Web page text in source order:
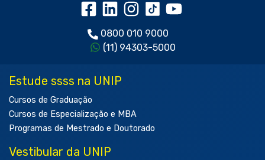
0800 010 9000
(11) 94303-5000
Estude ssss na UNIP
Cursos de Graduação
Cursos de Especialização e MBA
Programas de Mestrado e Doutorado
Vestibular da UNIP